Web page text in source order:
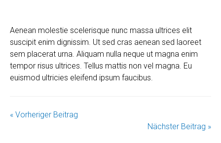
Aenean molestie scelerisque nunc massa ultrices elit
suscipit enim dignissim. Ut sed cras aenean sed laoreet
sem placerat urna. Aliquam nulla neque ut magna enim
tempor risus ultrices. Tellus mattis non vel magna. Eu
euismod ultricies eleifend ipsum faucibus.
« Vorheriger Beitrag
Nächster Beitrag »